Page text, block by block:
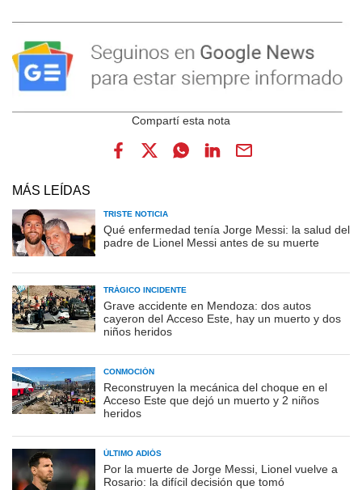
MÁS LEÍDAS
TRISTE NOTICIA
Qué enfermedad tenía Jorge Messi: la salud del
padre de Lionel Messi antes de su muerte
TRÁGICO INCIDENTE
Grave accidente en Mendoza: dos autos
cayeron del Acceso Este, hay un muerto y dos
niños heridos
CONMOCIÓN
Reconstruyen la mecánica del choque en el
Acceso Este que dejó un muerto y 2 niños
heridos
ÚLTIMO ADIÓS
Por la muerte de Jorge Messi, Lionel vuelve a
Rosario: la difícil decisión que tomó